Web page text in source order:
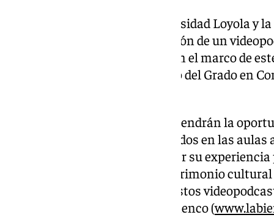
La colaboración entre la Universidad Loyola y
en la grabación, montaje y edición de un
conversaciones programadas en el marco de
llevadas a cabo por el alumnado del Grado en
De esta forma, los estudiantes tendrán la
conocimientos teóricos adquiridos en las
que no solo permitirá enriquecer su
contribuirá a la difusión del patrimonio
nivel académico como social. Estos
página web de la Bienal de Flamenco (